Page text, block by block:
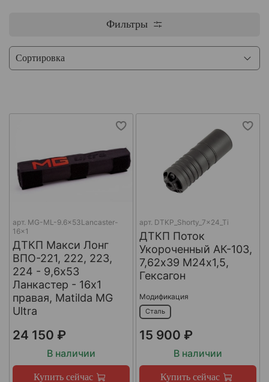
Фильтры
арт. MG-ML-9.6x53Lancaster-
16x1
ДТКП Макси Лонг
ВПО-221, 222, 223,
224 - 9,6x53
Ланкастер - 16x1
правая, Matilda MG
Ultra
24 150 ₽
В наличии
Купить сейчас
арт. DTKP_Shorty_7x24_Ti
ДТКП Поток
Укороченный АК-103,
7,62х39 М24х1,5,
Гексагон
Модификация
Сталь
15 900 ₽
В наличии
Купить сейчас